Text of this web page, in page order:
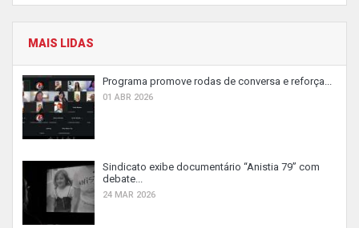
MAIS LIDAS
Programa promove rodas de conversa e reforça...
01 ABR 2026
Sindicato exibe documentário “Anistia 79” com
debate...
24 MAR 2026